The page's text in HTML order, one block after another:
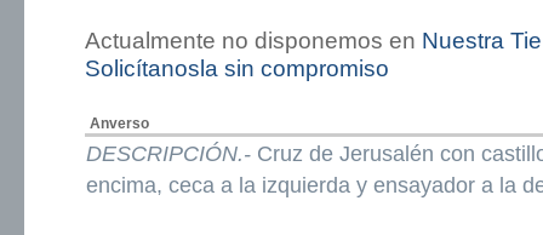
Actualmente no disponemos en Nuestra
Solicítanosla sin compromiso
Anverso
DESCRIPCIÓN.- Cruz de Jerusalén con
encima, ceca a la izquierda y ensayador a la